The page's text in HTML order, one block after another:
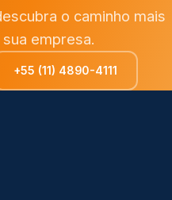
o caminho mais
empresa.
+55 (11) 4890-4111